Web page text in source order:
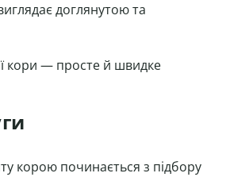
доглянутою та
кори — просте й швидке
корою починається з підбору